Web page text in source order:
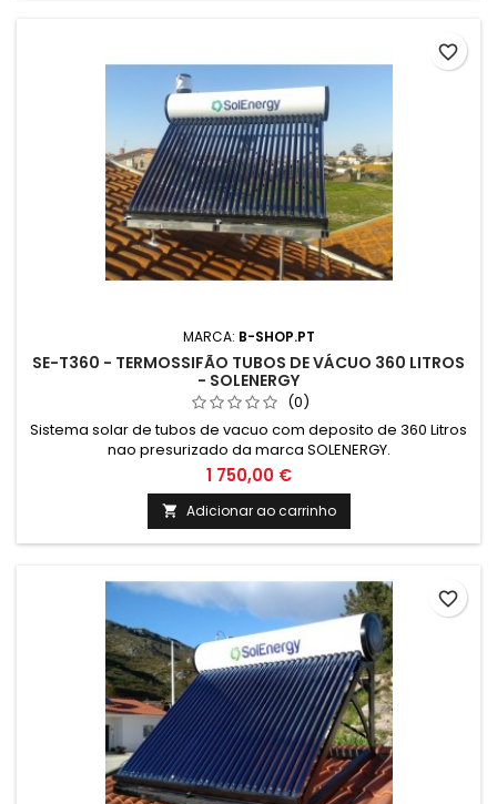
MARCA: B-SHOP.PT
SE-T360 - TERMOSSIFÃO TUBOS DE VÁCUO 360 LITROS
- SOLENERGY
(0)
Sistema solar de tubos de vacuo com deposito de 360 Litros
nao presurizado da marca SOLENERGY.
1 750,00 €
 Adicionar ao carrinho
favorite_border
favorite_border